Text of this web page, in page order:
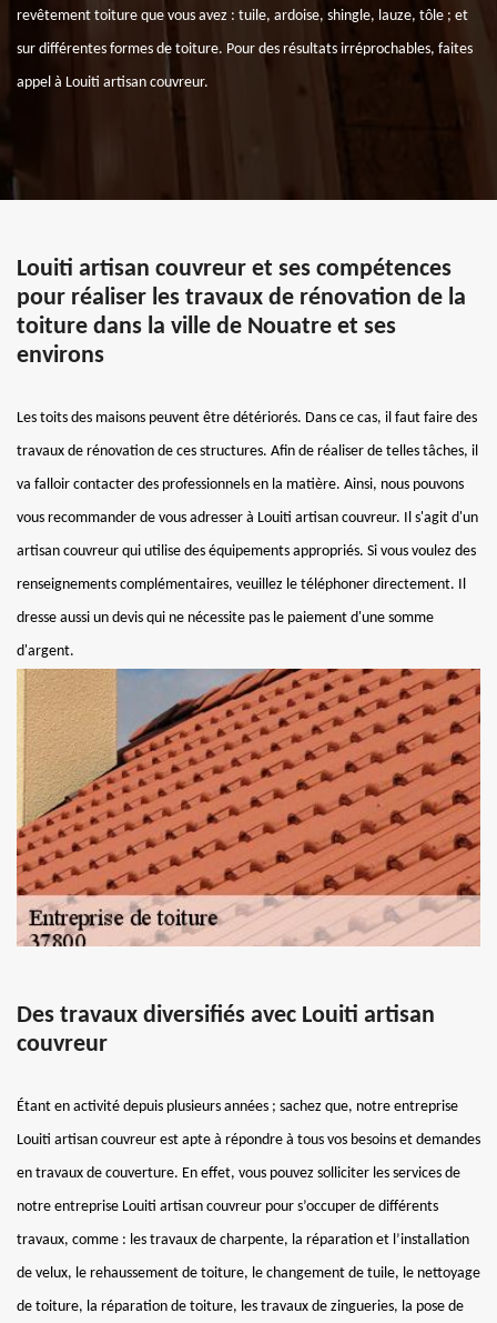
revêtement toiture que vous avez : tuile, ardoise, shingle, lauze, tôle ; et
sur différentes formes de toiture. Pour des résultats irréprochables, faites
appel à Louiti artisan couvreur.
Louiti artisan couvreur et ses compétences
pour réaliser les travaux de rénovation de la
toiture dans la ville de Nouatre et ses
environs
Les toits des maisons peuvent être détériorés. Dans ce cas, il faut faire des
travaux de rénovation de ces structures. Afin de réaliser de telles tâches, il
va falloir contacter des professionnels en la matière. Ainsi, nous pouvons
vous recommander de vous adresser à Louiti artisan couvreur. Il s'agit d'un
artisan couvreur qui utilise des équipements appropriés. Si vous voulez des
renseignements complémentaires, veuillez le téléphoner directement. Il
dresse aussi un devis qui ne nécessite pas le paiement d'une somme
d'argent.
Des travaux diversifiés avec Louiti artisan
couvreur
Étant en activité depuis plusieurs années ; sachez que, notre entreprise
Louiti artisan couvreur est apte à répondre à tous vos besoins et demandes
en travaux de couverture. En effet, vous pouvez solliciter les services de
notre entreprise Louiti artisan couvreur pour s’occuper de différents
travaux, comme : les travaux de charpente, la réparation et l’installation
de velux, le rehaussement de toiture, le changement de tuile, le nettoyage
de toiture, la réparation de toiture, les travaux de zingueries, la pose de